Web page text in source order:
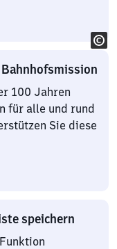
100 Jahren
für alle und rund
Sie diese
speichern